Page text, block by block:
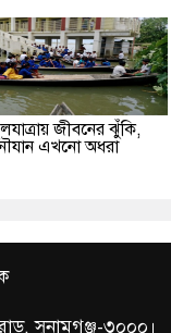
জীবনের ঝুঁকি,
এখনো অধরা
সুনামগঞ্জ-৩০০০।